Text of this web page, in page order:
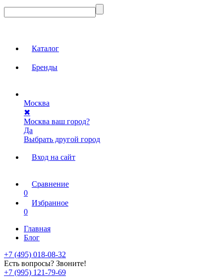
Каталог
Бренды
Москва
✖
Москва ваш город?
Да
Выбрать другой город
Вход на сайт
Сравнение
0
Избранное
0
Главная
Блог
+7 (495) 018-08-32
Есть вопросы? Звоните!
+7 (995) 121-79-69